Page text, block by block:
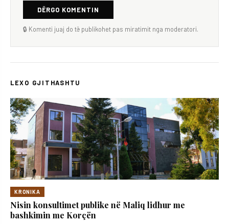
DËRGO KOMENTIN
🔒 Komenti juaj do të publikohet pas miratimit nga moderatori.
LEXO GJITHASHTU
KRONIKA
Nisin konsultimet publike në Maliq lidhur me
bashkimin me Korçën